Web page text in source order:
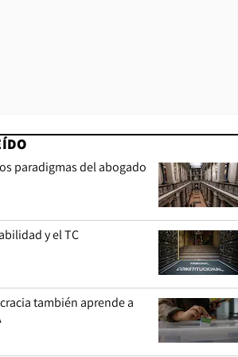
paradigmas del abogado
y el TC
también aprende a